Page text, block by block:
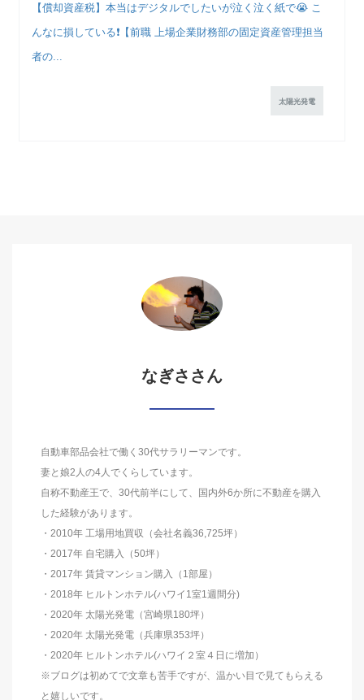
【償却資産税】本当はデジタルでしたいが泣く泣く紙で😭 こ
んなに損している❗️【前職 上場企業財務部の固定資産管理担当
者の...
太陽光発電
なぎささん
自動車部品会社で働く30代サラリーマンです。
妻と娘2人の4人でくらしています。
自称不動産王で、30代前半にして、国内外6か所に不動産を購入
した経験があります。
・2010年 工場用地買収（会社名義36,725坪）
・2017年 自宅購入（50坪）
・2017年 賃貸マンション購入（1部屋）
・2018年 ヒルトンホテル(ハワイ1室1週間分)
・2020年 太陽光発電（宮崎県180坪）
・2020年 太陽光発電（兵庫県353坪）
・2020年 ヒルトンホテル(ハワイ２室４日に増加）
※ブログは初めてで文章も苦手ですが、温かい目で見てもらえる
と嬉しいです。